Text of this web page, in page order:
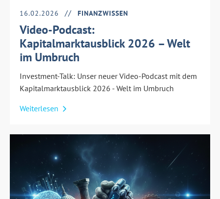
16.02.2026 FINANZWISSEN
Video-Podcast:
Kapitalmarktausblick 2026 – Welt
im Umbruch
Investment-Talk: Unser neuer Video-Podcast mit dem
Kapitalmarktausblick 2026 - Welt im Umbruch
Weiterlesen